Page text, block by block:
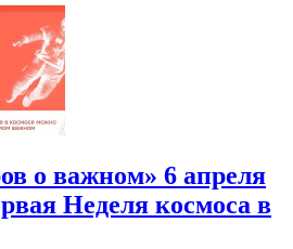
о важном» 6 апреля
Неделя космоса в